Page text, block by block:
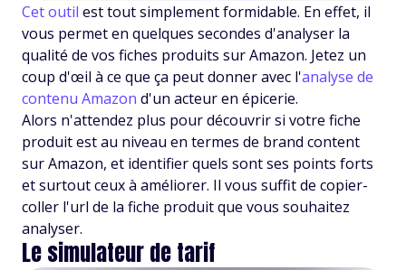
Cet outil est tout simplement formidable. En effet, il
vous permet en quelques secondes d'analyser la
qualité de vos fiches produits sur Amazon. Jetez un
coup d'œil à ce que ça peut donner avec l'analyse de
contenu Amazon d'un acteur en épicerie.
Alors n'attendez plus pour découvrir si votre fiche
produit est au niveau en termes de brand content
sur Amazon, et identifier quels sont ses points forts
et surtout ceux à améliorer. Il vous suffit de copier-
coller l'url de la fiche produit que vous souhaitez
analyser.
Le simulateur de tarif